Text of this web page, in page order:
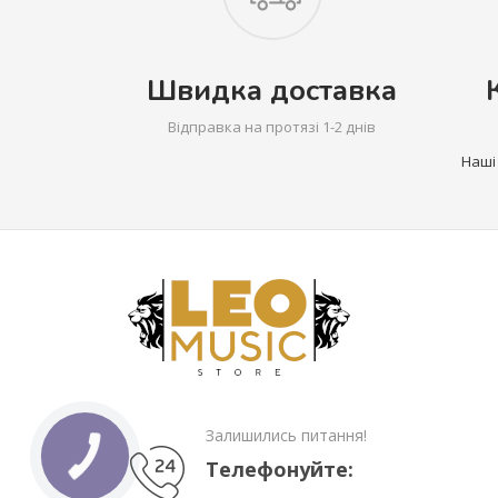
Швидка доставка
Відправка на протязі 1-2 днів
Залишились питання!
Телефонуйте: